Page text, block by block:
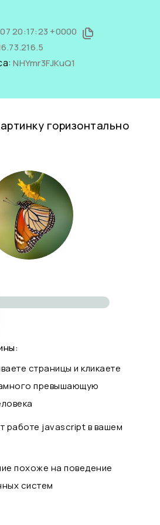
20:17:23 +0000
NHYmr3FJKuQ1
горизонтально
страницы и кликаете
превышающую
работе javascript в вашем
похоже на поведение
систем